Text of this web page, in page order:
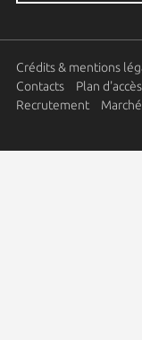
Crédits & mentions
Contacts
Plan d'accès
Recrutement